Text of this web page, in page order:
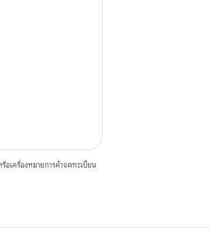
อเครื่องหมายการค้าจดทะเบียน